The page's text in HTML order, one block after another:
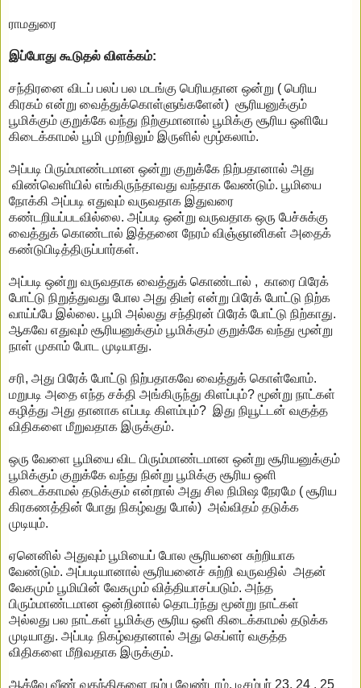
ராமதுரை
இப்போது கூடுதல் விளக்கம்:
சந்திரனை விடப் பலப் பல மடங்கு பெரியதான ஒன்று ( பெரிய
கிரகம் என்று வைத்துக்கொள்ளுங்களேன்) சூரியனுக்கும்
பூமிக்கும் குறுக்கே வந்து நிற்குமானால் பூமிக்கு சூரிய ஒளியே
கிடைக்காமல் பூமி முற்றிலும் இருளில் மூழ்கலாம்.
அப்படி பிரும்மாண்டமான ஒன்று குறுக்கே நிற்பதானால் அது
விண்வெளியில் எங்கிருந்தாவது வந்தாக வேண்டும். பூமியை
நோக்கி அப்படி எதுவும் வருவதாக இதுவரை
கண்டறியப்படவில்லை. அப்படி ஒன்று வருவதாக ஒரு பேச்சுக்கு
வைத்துக் கொண்டால் இத்தனை நேரம் விஞ்ஞானிகள் அதைக்
கண்டுபிடித்திருப்பார்கள்.
அப்படி ஒன்று வருவதாக வைத்துக் கொண்டால் , காரை பிரேக்
போட்டு நிறுத்துவது போல அது திடீர் என்று பிரேக் போட்டு நிற்க
வாய்ப்பே இல்லை. பூமி அல்லது சந்திரன் பிரேக் போட்டு நிற்காது.
ஆகவே எதுவும் சூரியனுக்கும் பூமிக்கும் குறுக்கே வந்து மூன்று
நாள் முகாம் போட முடியாது.
சரி, அது பிரேக் போட்டு நிற்பதாகவே வைத்துக் கொள்வோம்.
மறுபடி அதை எந்த சக்தி அங்கிருந்து கிளப்பும்? மூன்று நாட்கள்
கழித்து அது தானாக எப்படி கிளம்பும்? இது நியூட்டன் வகுத்த
விதிகளை மீறுவதாக இருக்கும்.
ஒரு வேளை பூமியை விட பிரும்மாண்டமான ஒன்று சூரியனுக்கும்
பூமிக்கும் குறுக்கே வந்து நின்று பூமிக்கு சூரிய ஒளி
கிடைக்காமல் தடுக்கும் என்றால் அது சில நிமிஷ நேரமே ( சூரிய
கிரகணத்தின் போது நிகழ்வது போல்) அவ்விதம் தடுக்க
முடியும்.
ஏனெனில் அதுவும் பூமியைப் போல சூரியனை சுற்றியாக
வேண்டும். அப்படியானால் சூரியனைச் சுற்றி வருவதில் அதன்
வேகமும் பூமியின் வேகமும் வித்தியாசப்படும். அந்த
பிரும்மாண்டமான ஒன்றினால் தொடர்ந்து மூன்று நாட்கள்
அல்லது பல நாட்கள் பூமிக்கு சூரிய ஒளி கிடைக்காமல் தடுக்க
முடியாது. அப்படி நிகழ்வதானால் அது கெப்ளர் வகுத்த
விதிகளை மீறிவதாக இருக்கும்.
ஆக்வே வீண் வதந்திகளை நம்ப வேண்டாம். டிசம்பர் 23, 24 , 25